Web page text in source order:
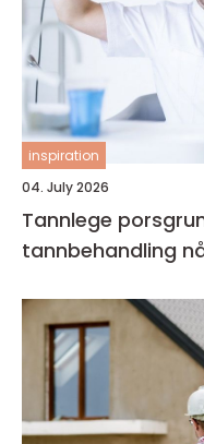
inspiration
04. July 2026
Tannlege porsgrunn trygg og
tannbehandling